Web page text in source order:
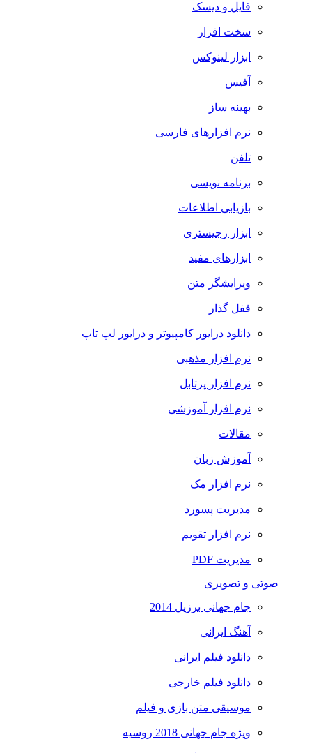
فایل و دیسک
سخت افزار
ابزار لینوکس
آفیس
بهینه ساز
نرم افزارهای فارسی
تلفن
برنامه نویسی
بازیابی اطلاعات
ابزار رجیستری
ابزارهای مفید
ویرایشگر متن
قفل گذار
دانلود درایور کامپیوتر و درایور لپ تاپ
نرم افزار مذهبی
نرم افزار پرتابل
نرم افزار آموزشی
مقالات
آموزش زبان
نرم افزار مک
مدیریت پسورد
نرم افزار تقویم
مدیریت PDF
صوتی و تصویری
جام جهانی برزیل 2014
آهنگ ایرانی
دانلود فیلم ایرانی
دانلود فیلم خارجی
موسیقی متن بازی و فیلم
ویژه جام جهانی 2018 روسیه